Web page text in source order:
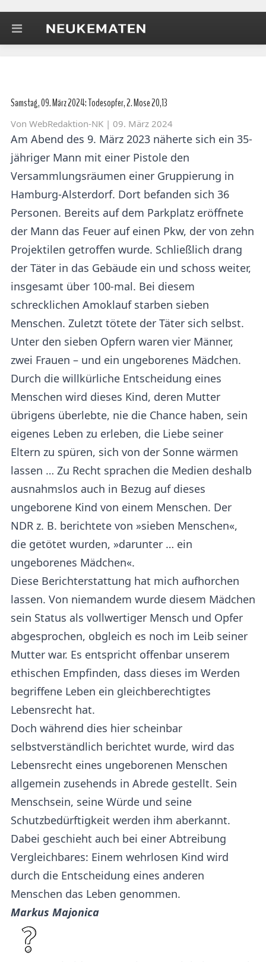
Samstag, 09. März 2024: Todesopfer, 2. Mose 20,13
Von WebRedaktion-NK | 09. März 2024
Am Abend des 9. März 2023 näherte sich ein 35-
jähriger Mann mit einer Pistole den
Versammlungsräumen einer Gruppierung in
Hamburg-Alsterdorf. Dort befanden sich 36
Personen. Bereits auf dem Parkplatz eröffnete
der Mann das Feuer auf einen Pkw, der von zehn
Projektilen getroffen wurde. Schließlich drang
der Täter in das Gebäude ein und schoss weiter,
insgesamt über 100-mal. Bei diesem
schrecklichen Amoklauf starben sieben
Menschen. Zuletzt tötete der Täter sich selbst.
Unter den sieben Opfern waren vier Männer,
zwei Frauen – und ein ungeborenes Mädchen.
Durch die willkürliche Entscheidung eines
Menschen wird dieses Kind, deren Mutter
übrigens überlebte, nie die Chance haben, sein
eigenes Leben zu erleben, die Liebe seiner
Eltern zu spüren, sich von der Sonne wärmen
lassen … Zu Recht sprachen die Medien deshalb
ausnahmslos auch in Bezug auf dieses
ungeborene Kind von einem Menschen. Der
NDR z. B. berichtete von »sieben Menschen«,
die getötet wurden, »darunter … ein
ungeborenes Mädchen«.
Diese Berichterstattung hat mich aufhorchen
lassen. Von niemandem wurde diesem Mädchen
sein Status als vollwertiger Mensch und Opfer
abgesprochen, obgleich es noch im Leib seiner
Mutter war. Es entspricht offenbar unserem
ethischen Empfinden, dass dieses im Werden
begriffene Leben ein gleichberechtigtes
Lebensrecht hat.
Doch während dies hier scheinbar
selbstverständlich berichtet wurde, wird das
Lebensrecht eines ungeborenen Menschen
allgemein zusehends in Abrede gestellt. Sein
Menschsein, seine Würde und seine
Schutzbedürftigkeit werden ihm aberkannt.
Dabei geschieht auch bei einer Abtreibung
Vergleichbares: Einem wehrlosen Kind wird
durch die Entscheidung eines anderen
Menschen das Leben genommen.
Markus Majonica